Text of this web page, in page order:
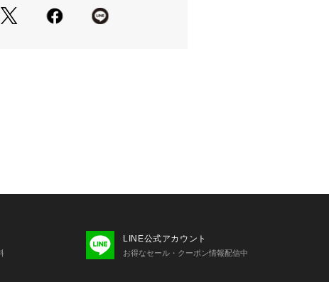
LINE公式アカウント
お得なセール・クーポン情報配信中